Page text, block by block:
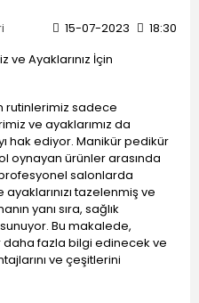
15-07-2023 18:30
rutinlerimiz sadece
ve ayaklarımız da
hak ediyor. Manikür pedikür
oynayan ürünler arasında
salonlarda
tazelenmiş ve
yanı sıra, sağlık
Bu makalede,
fazla bilgi edinecek ve
ve çeşitlerini